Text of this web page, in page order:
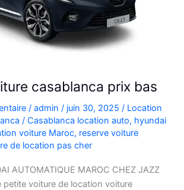
casablanca prix bas
/ admin / juin 30, 2025 / Location
/ Casablanca location auto, hyundai
voiture Maroc, reserve voiture
de location pas cher
AUTOMATIQUE MAROC CHEZ JAZZ
petite voiture de location voiture